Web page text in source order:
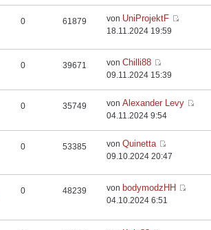
0 61879 von UniProjektF
18.11.2024 19:59
0 39671 vonChilli88
09.11.2024 15:39
0 35749 vonAlexander Levy
04.11.2024 9:54
0 53385 vonQuinetta
09.10.2024 20:47
0 48239 von bodymodzHH
04.10.2024 6:51